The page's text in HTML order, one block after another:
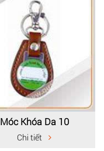
Móc Khóa Da 10
Chi tiết